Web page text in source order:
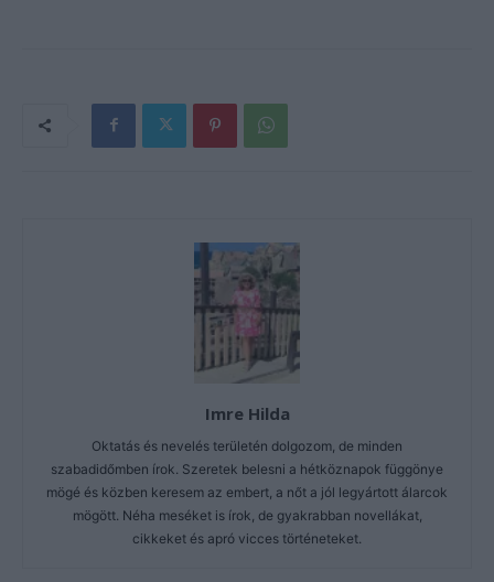
Imre Hilda
Oktatás és nevelés területén dolgozom, de minden
szabadidőmben írok. Szeretek belesni a hétköznapok függönye
mögé és közben keresem az embert, a nőt a jól legyártott álarcok
mögött. Néha meséket is írok, de gyakrabban novellákat,
cikkeket és apró vicces történeteket.